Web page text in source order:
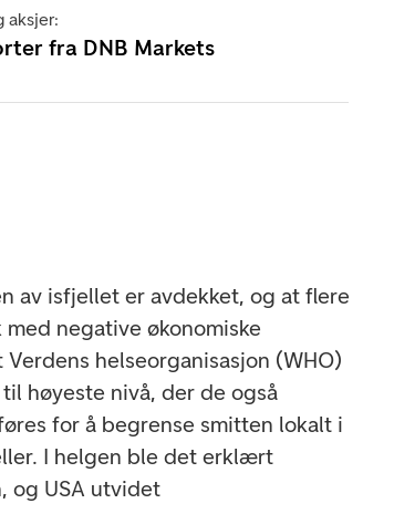
aksjer:
fra DNB Markets
av isfjellet er avdekket, og at flere
negative økonomiske
helseorganisasjon (WHO)
høyeste nivå, der de også
for å begrense smitten lokalt i
I helgen ble det erklært
og USA utvidet